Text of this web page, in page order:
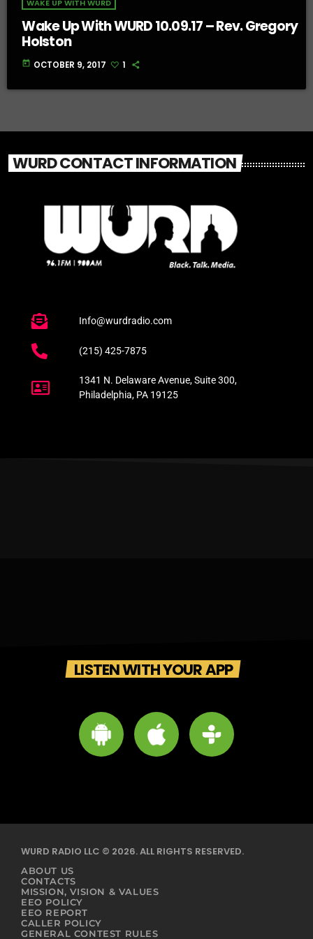
WAKE UP WITH WURD
Wake Up With WURD 10.09.17 – Rev. Gregory
Holston
today OCTOBER 9, 2017 1
WURD CONTACT INFORMATION
Info@wurdradio.com
(215) 425-7875
1341 N. Delaware Avenue, Suite 300,
Philadelphia, PA 19125
LISTEN WITH YOUR APP
WURD RADIO LLC © 2026. ALL RIGHTS RESERVED.
ABOUT US
CONTACTS
MISSION, VISION & VALUES
EEO POLICY
EEO REPORT
CALLER POLICY
GENERAL CONTEST RULES